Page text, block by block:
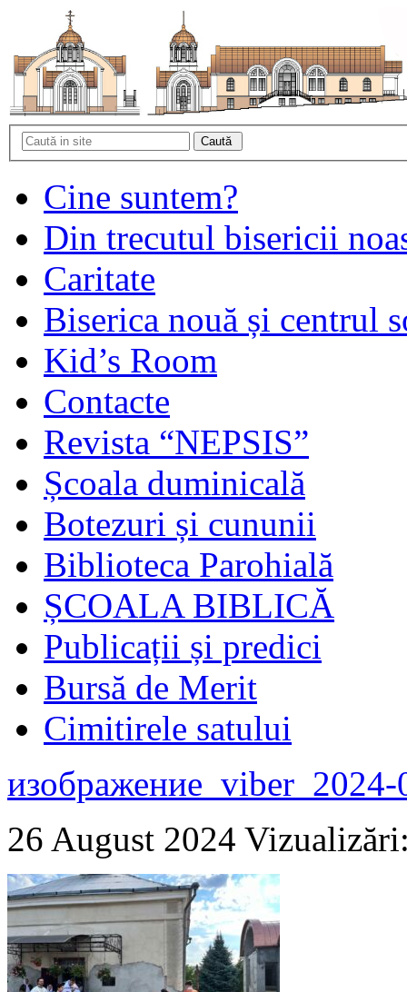
Cine suntem?
Din trecutul bisericii
Caritate
Biserica nouă și centrul
Kid’s Room
Contacte
Revista “NEPSIS”
Școala duminicală
Botezuri și cununii
Biblioteca Parohială
ȘCOALA BIBLICĂ
Publicații și predici
Bursă de Merit
Cimitirele satului
26 August 2024